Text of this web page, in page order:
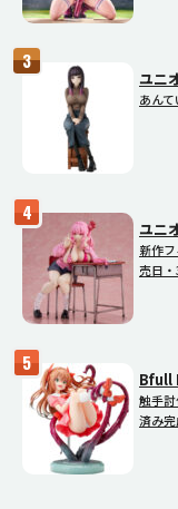
ユニ
あん
ユニ
新作
売日
Bfull
触手
済み